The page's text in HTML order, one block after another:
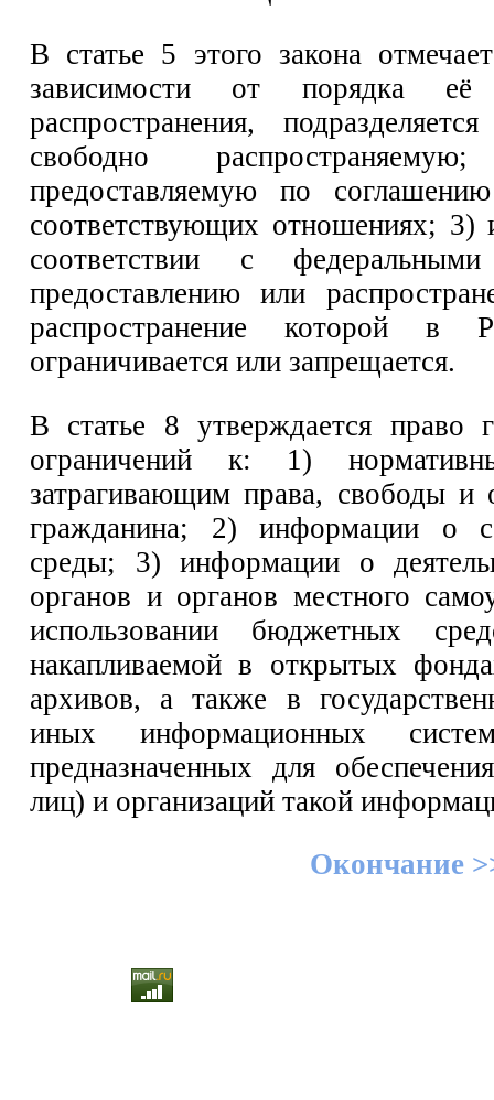
В статье 5 этого закона
зависимости от порядка её
распространения,
свободно
предоставляемую по
соответствующих отношениях;
соответствии с
предоставлению или
распространение которой в
ограничивается или запрещается.
В статье 8 утверждается право
ограничений к: 1)
затрагивающим права, свободы и
гражданина; 2) информации о
среды; 3) информации о
органов и органов местного
использовании бюджетных
накапливаемой в открытых
архивов, а также в
иных информационных
предназначенных для
лиц) и организаций такой
Окончание